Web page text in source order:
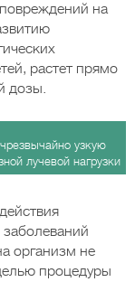
на
растет прямо
дозы.
узкую
лучевой нагрузки
заболеваний
организм не
процедуры